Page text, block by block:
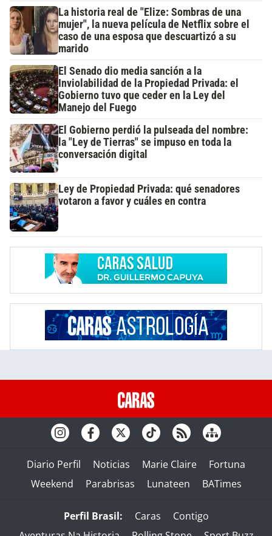
La historia real de "Elize: Sombras de una
mujer", la nueva película de Netflix sobre el
caso de una esposa que descuartizó a su
marido
El Senado dio media sanción a la
Inviolabilidad de la Propiedad Privada: el
Gobierno tuvo que ceder en la Ley del
Manejo del Fuego
El Gobierno perdió la pulseada del nombre:
la "Ley de Tierras" se impuso en toda la
conversación digital
Ley de Propiedad Privada: qué senadores
votaron a favor y cuáles en contra
Diario Perfil Noticias Marie Claire
Fortuna
Weekend
Parabrisas Lunateen BATimes
Perfil Brasil: Caras
Contigo